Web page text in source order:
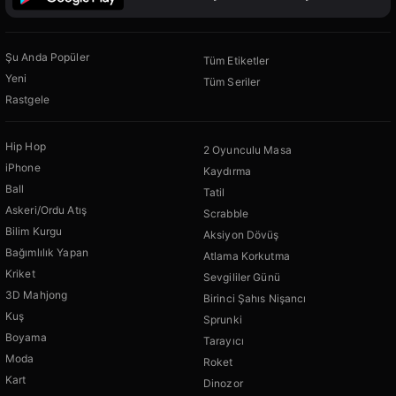
Şu Anda Popüler
Yeni
Rastgele
Tüm Etiketler
Tüm Seriler
Hip Hop
iPhone
Ball
Askeri/Ordu Atış
Bilim Kurgu
Bağımlılık Yapan
Kriket
3D Mahjong
Kuş
Boyama
Moda
Kart
2 Oyunculu Masa
Kaydırma
Tatil
Scrabble
Aksiyon Dövüş
Atlama Korkutma
Sevgililer Günü
Birinci Şahıs Nişancı
Sprunki
Tarayıcı
Roket
Dinozor